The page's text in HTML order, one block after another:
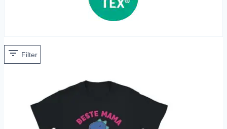
Filter